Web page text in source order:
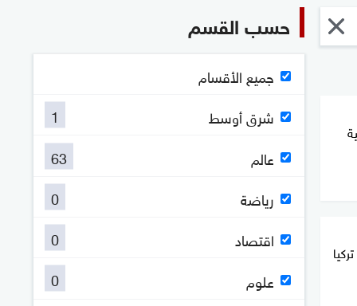
حسب القسم
جميع الأقسام
شرق أوسط
1
عالم
63
رياضة
0
اقتصاد
0
علوم
0